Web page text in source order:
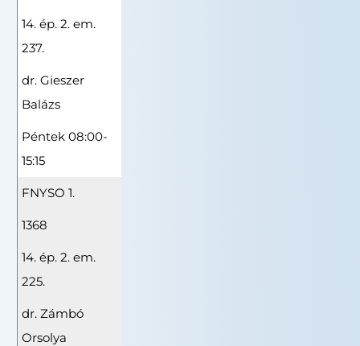
14. ép. 2. em.
237.
dr. Gieszer
Balázs
Péntek 08:00-
15:15
FNYSO 1.
1368
14. ép. 2. em.
225.
dr. Zámbó
Orsolya